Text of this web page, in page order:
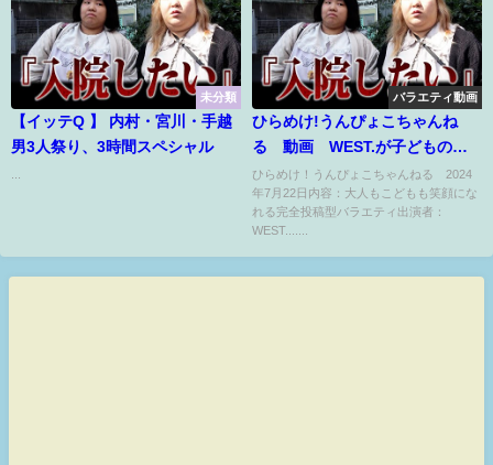
未分類
【イッテQ 】 内村・宮川・手越
男3人祭り、3時間スペシャル
バラエティ動画
ひらめけ!うんぴょこちゃんね
る 動画 WEST.が子どもの自
由な発想を全力表現 7月22日
ひらめけ！うんぴょこちゃんねる 2024
年7月22日内容：大人もこどもも笑顔にな
れる完全投稿型バラエティ出演者：
WEST.......